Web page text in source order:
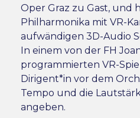
Oper Graz zu Gast, und
Philharmonika mit VR-
aufwändigen 3D-Audio
In einem von der FH
programmierten VR-
Dirigent*in vor dem
Tempo und die
angeben.